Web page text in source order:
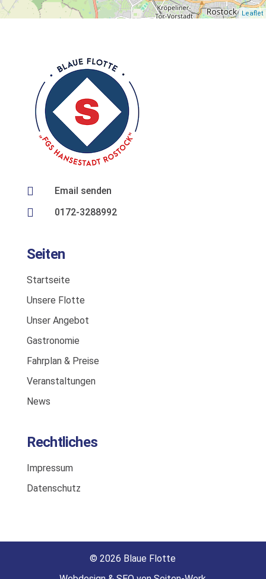
Leaflet
 Email senden
 0172-3288992
Seiten
Startseite
Unsere Flotte
Unser Angebot
Gastronomie
Fahrplan & Preise
Veranstaltungen
News
Rechtliches
Impressum
Datenschutz
© 2026 Blaue Flotte